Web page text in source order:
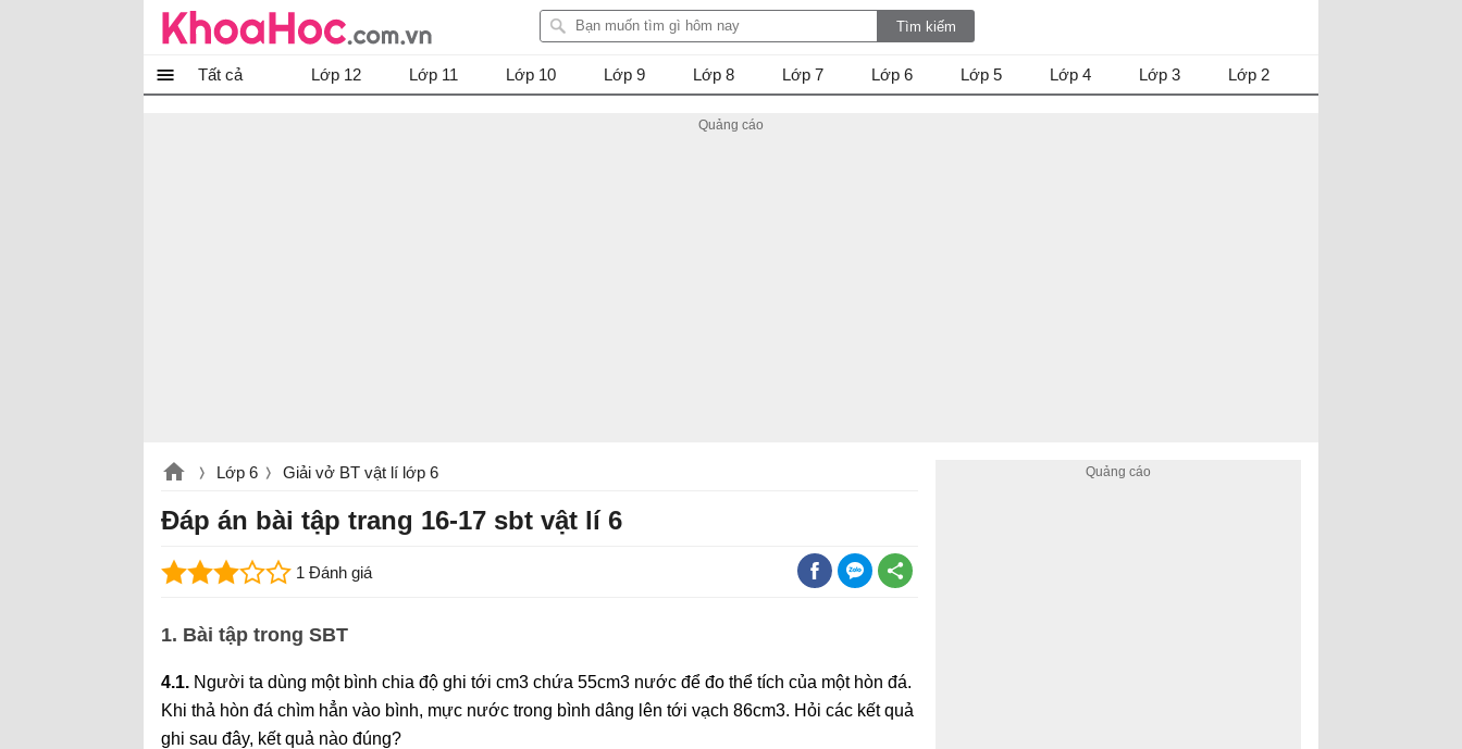
Tất cả Lớp 12 Lớp 11 Lớp 10 Lớp 9 Lớp 8 Lớp 7 Lớp 6 Lớp 5 Lớp 4 Lớp 3 Lớp 2
Lớp 6 Giải vở BT vật lí lớp 6
Đáp án bài tập trang 16-17 sbt vật lí 6
1 Đánh giá
1. Bài tập trong SBT
4.1. Người ta dùng một bình chia độ ghi tới cm3 chứa 55cm3 nước để đo thể tích của một hòn đá.
Khi thả hòn đá chìm hẳn vào bình, mực nước trong bình dâng lên tới vạch 86cm3. Hỏi các kết quả
ghi sau đây, kết quả nào đúng?